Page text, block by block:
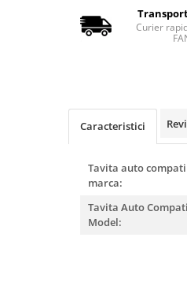
■ Filtre habitaclu
■ Filtre uscator
Curier
Caracteristici
Tavita auto
marca:
Tavita Auto
Model: